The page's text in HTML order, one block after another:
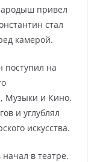
привел
стал
камерой.
поступил на
Музыки и Кино.
и углублял
искусства.
в театре.